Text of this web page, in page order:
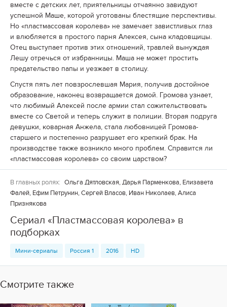
вместе с детских лет, приятельницы отчаянно завидуют
успешной Маше, которой уготованы блестящие перспективы.
Но «пластмассовая королева» не замечает завистливых глаз
и влюбляется в простого парня Алексея, сына кладовщицы.
Отец выступает против этих отношений, травлей вынуждая
Лешу отречься от избранницы. Маша не может простить
предательство папы и уезжает в столицу.
Спустя пять лет повзрослевшая Мария, получив достойное
образование, наконец возвращается домой. Громова узнает,
что любимый Алексей после армии стал сожительствовать
вместе со Светой и теперь служит в полиции. Вторая подруга
девушки, коварная Анжела, стала любовницей Громова-
старшего и постепенно разрушает его крепкий брак. На
производстве также возникло много проблем. Справится ли
«пластмассовая королева» со своим царством?
В главных ролях: Ольга Дятловская, Дарья Парменкова, Елизавета
Фалей, Ефим Петрунин, Сергей Власов, Иван Николаев, Алиса
Признякова
Сериал «Пластмассовая королева» в
подборках
Мини-сериалы Россия 1 2016 HD
Смотрите также